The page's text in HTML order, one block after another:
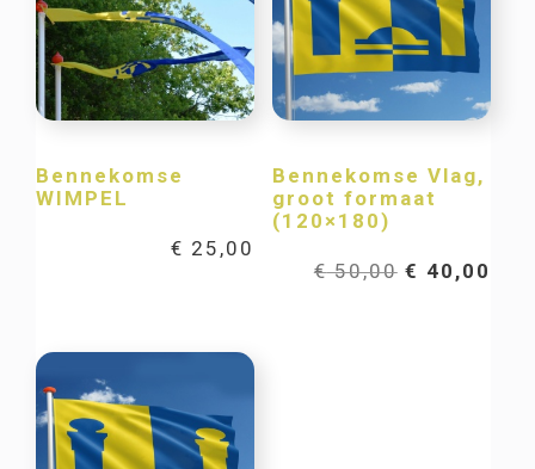
Bennekomse
WIMPEL
€ 25,00
Bennekomse Vlag,
groot formaat
(120×180)
€50,00 € 40,00